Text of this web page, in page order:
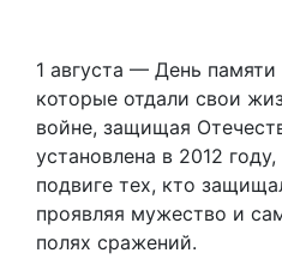
1 августа — День
которые отдали свои
войне, защищая
установлена в 2012
подвиге тех, кто
проявляя мужество и
полях сражений.